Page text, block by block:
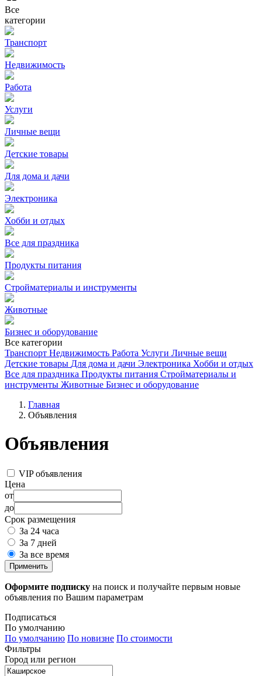
Все
категории
Транспорт
Недвижимость
Работа
Услуги
Личные вещи
Детские товары
Для дома и дачи
Электроника
Хобби и отдых
Все для праздника
Продукты питания
Стройматериалы и инструменты
Животные
Бизнес и оборудование
Все категории
Транспорт Недвижимость Работа Услуги Личные вещи
Детские товары Для дома и дачи Электроника Хобби и отдых
Все для праздника Продукты питания Стройматериалы и
инструменты Животные Бизнес и оборудование
Главная
Объявления
Объявления
VIP объявления
Цена
от
до
Срок размещения
За 24 часа
За 7 дней
За все время
Применить
Оформите подписку на поиск и получайте первым новые
объявления по Вашим параметрам
Подписаться
По умолчанию
По умолчанию По новизне По стоимости
Фильтры
Город или регион